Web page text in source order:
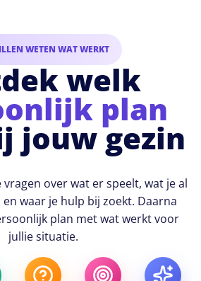
WETEN WAT WERKT
welk
plan
jouw gezin
over wat er speelt, wat je al
waar je hulp bij zoekt. Daarna
plan met wat werkt voor
jullie situatie.